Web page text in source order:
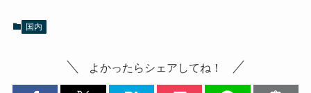
国内
よかったらシェアしてね！